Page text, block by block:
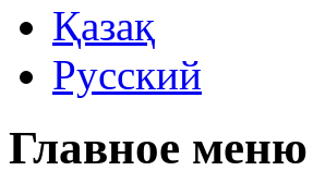
Қазақ
Русский
Главное меню